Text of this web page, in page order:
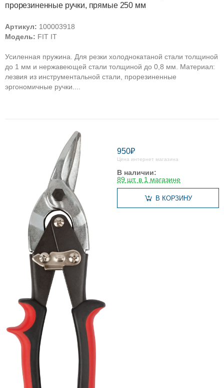
прорезиненные ручки, прямые 250 мм
Артикул: 100003918
Модель: FIT IT
Усиленная пружина. Для резки холоднокатаной стали толщиной
до 1 мм и нержавеющей стали толщиной до 0,8 мм. Материал:
лезвия из инструментальной стали, прорезиненные
эргономичные ручки....
950₽
Цена интернет магазина
В наличии:
89 шт. в 1 магазине
В КОРЗИНУ